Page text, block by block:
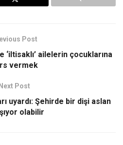
Post
‘iltisaklı’ ailelerin çocuklarına
vermek
Next Post
uyardı: Şehirde bir dişi aslan
olabilir